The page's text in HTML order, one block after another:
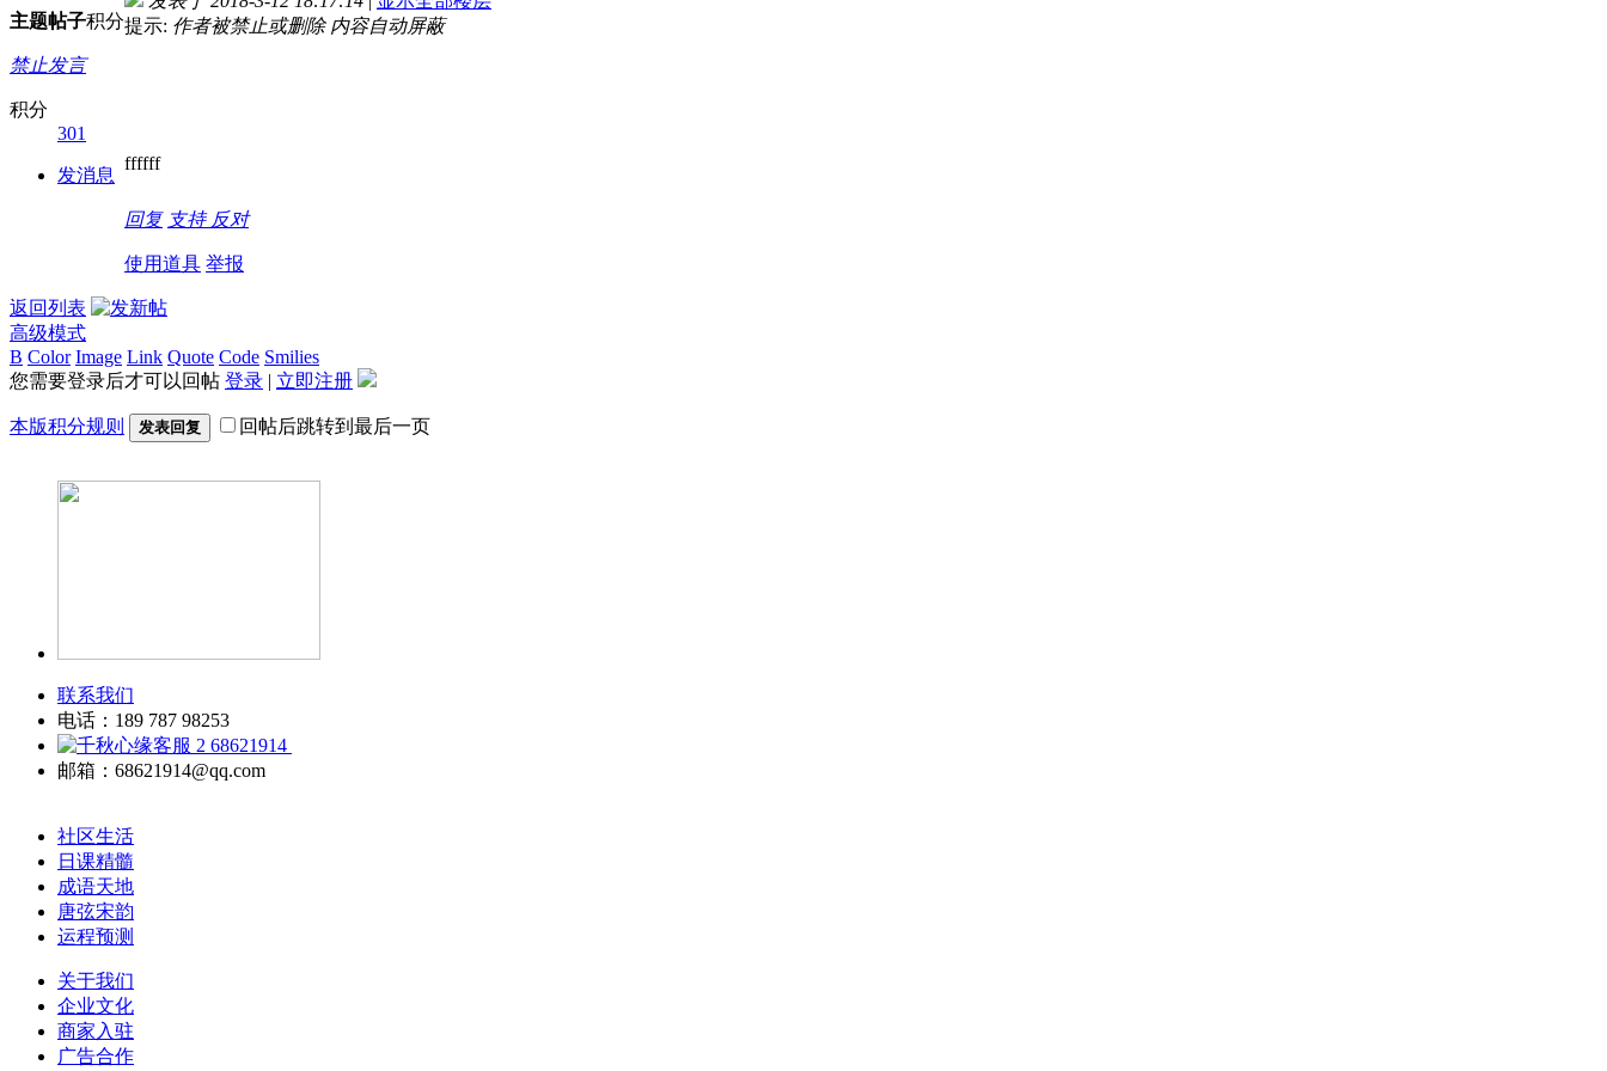
主题帖子积分
禁止发言
积分
301
发消息
提示: 作者被禁止或删除 内容自动屏蔽
ffffff
回复 支持 反对
使用道具 举报
返回列表
高级模式
B Color Image Link Quote Code Smilies
您需要登录后才可以回帖 登录 | 立即注册
本版积分规则 发表回复 回帖后跳转到最后一页
联系我们
电话：189 787 98253
68621914
邮箱：68621914@qq.com
社区生活
日课精髓
成语天地
唐弦宋韵
运程预测
关于我们
企业文化
商家入驻
广告合作